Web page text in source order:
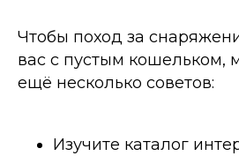
Чтобы поход за
вас с пустым кошельком,
ещё несколько советов:
Изучите каталог